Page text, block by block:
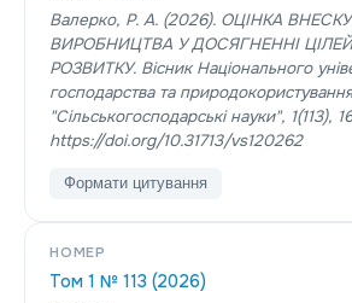
Валерко, Р. А. (2026). ОЦІНКА
ВИРОБНИЦТВА У ДОСЯГНЕННІ
РОЗВИТКУ. Вісник Національного
господарства та
"Сільськогосподарські науки", 1(113),
https://doi.org/10.31713/vs120262
Формати цитування
НОМЕР
Том 1 № 113 (2026)